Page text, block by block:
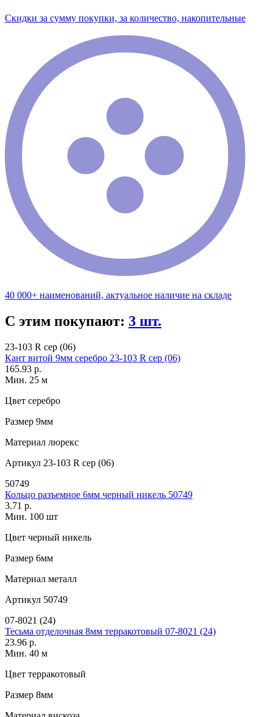
Скидки за сумму покупки, за количество, накопительные
40 000+ наименований, актуальное наличие на складе
С этим покупают: 3 шт.
23-103 R сер (06)
Кант витой 9мм серебро 23-103 R сер (06)
165.93 р.
Мин. 25 м
Цвет серебро
Размер 9мм
Материал люрекс
Артикул 23-103 R сер (06)
50749
Кольцо разъемное 6мм черный никель 50749
3.71 р.
Мин. 100 шт
Цвет черный никель
Размер 6мм
Материал металл
Артикул 50749
07-8021 (24)
Тесьма отделочная 8мм терракотовый 07-8021 (24)
23.96 р.
Мин. 40 м
Цвет терракотовый
Размер 8мм